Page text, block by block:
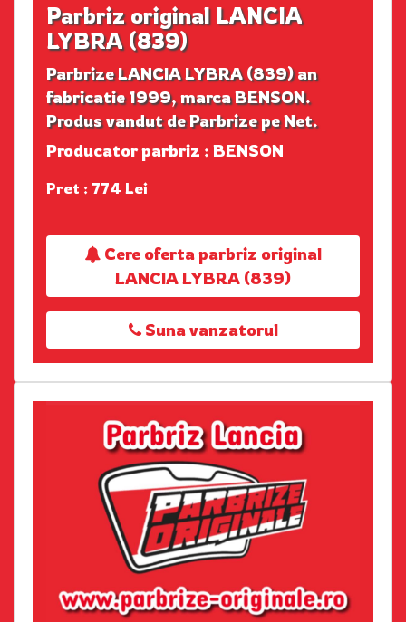
Parbriz original LANCIA
LYBRA (839)
Parbrize LANCIA LYBRA (839) an
fabricatie 1999, marca BENSON.
Produs vandut de Parbrize pe Net.
Producator parbriz : BENSON
Pret : 774 Lei
Cere oferta parbriz original
LANCIA LYBRA (839)
Suna vanzatorul